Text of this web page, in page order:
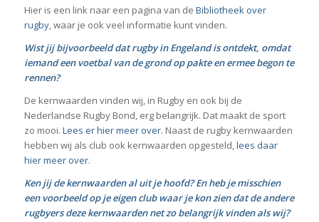
Hier is een link naar een pagina van de Bibliotheek over
rugby, waar je ook veel informatie kunt vinden.
Wist jij bijvoorbeeld dat rugby in Engeland is ontdekt, omdat
iemand een voetbal van de grond op pakte en ermee begon te
rennen?
De kernwaarden vinden wij, in Rugby en ook bij de
Nederlandse Rugby Bond, erg belangrijk. Dat maakt de sport
zo mooi. Lees er hier meer over. Naast de rugby kernwaarden
hebben wij als club ook kernwaarden opgesteld,lees daar
hier meer over.
Ken jij de kernwaarden al uit je hoofd? En heb je misschien
een voorbeeld op je eigen club waar je kon zien dat de andere
rugbyers deze kernwaarden net zo belangrijk vinden als wij?